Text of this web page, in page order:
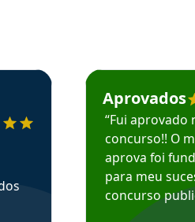
Aprova Concursos em depoimento
Estudante Mário
Aprovados
“Fui aprovado
concurso!! O
aprova foi
para meu
concurso